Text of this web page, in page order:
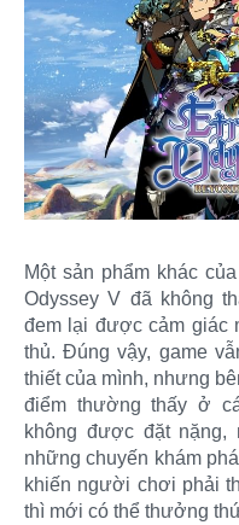
Một sản phẩm khác
Odyssey V đã không
đem lại được cảm giác
thủ. Đúng vậy, game
thiết của mình, nhưng
điểm thường thấy ở
không được đặt nặng,
những chuyến khám
khiến người chơi phải
thì mới có thể thưởng